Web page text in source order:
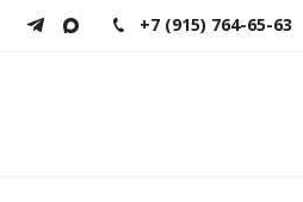
+7 (915) 764-65-63